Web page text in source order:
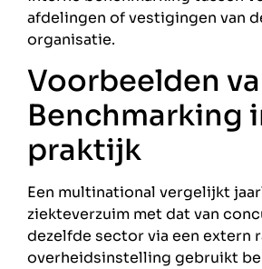
afdelingen of vestigingen van
organisatie.
Voorbeelden
Benchmarking
praktijk
Een multinational vergelijkt
ziekteverzuim met dat van
dezelfde sector via een extern
overheidsinstelling gebruikt